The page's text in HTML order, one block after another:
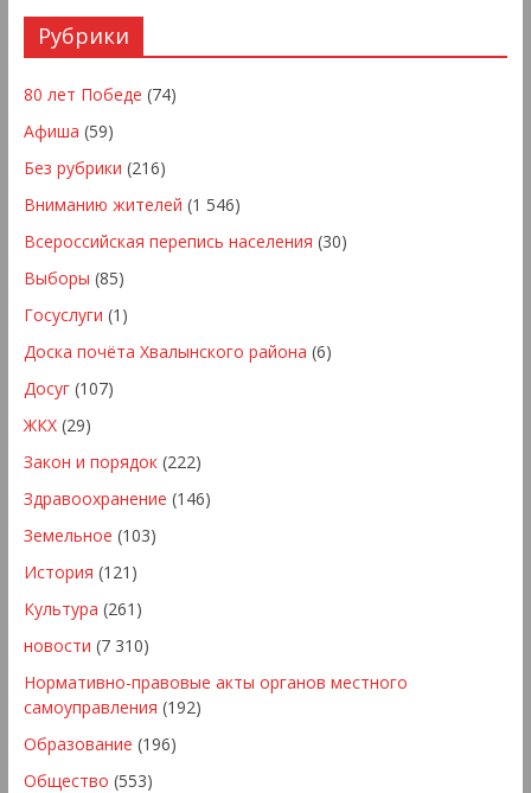
Рубрики
80 лет Победе (74)
Афиша (59)
Без рубрики (216)
Вниманию жителей (1 546)
Всероссийская перепись населения (30)
Выборы (85)
Госуслуги (1)
Доска почёта Хвалынского района (6)
Досуг(107)
ЖКХ(29)
Закон и порядок(222)
Здравоохранение (146)
Земельное (103)
История (121)
Культура (261)
новости (7 310)
Нормативно-правовые акты органов местного
самоуправления (192)
Образование (196)
Общество (553)